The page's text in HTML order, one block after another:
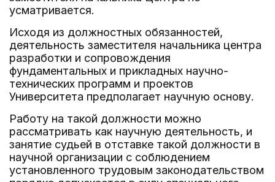
усматривается.
Исходя из должностных обязанностей,
деятельность заместителя начальника центра
разработки и сопровождения
фундаментальных и прикладных научно-
технических программ и проектов
Университета предполагает научную основу.
Работу на такой должности можно
рассматривать как научную деятельность, и
занятие судьей в отставке такой должности в
научной организации с соблюдением
установленного трудовым законодательством